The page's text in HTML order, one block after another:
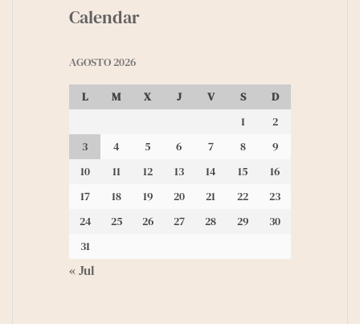
Calendar
AGOSTO 2026
L M X J V S
D
1
2
3
4 5 6 7 8
9
10
11 12 13 14 15
16
17
18 19 20 21 22
23
24
25 26 27 28 29
30
31
« Jul